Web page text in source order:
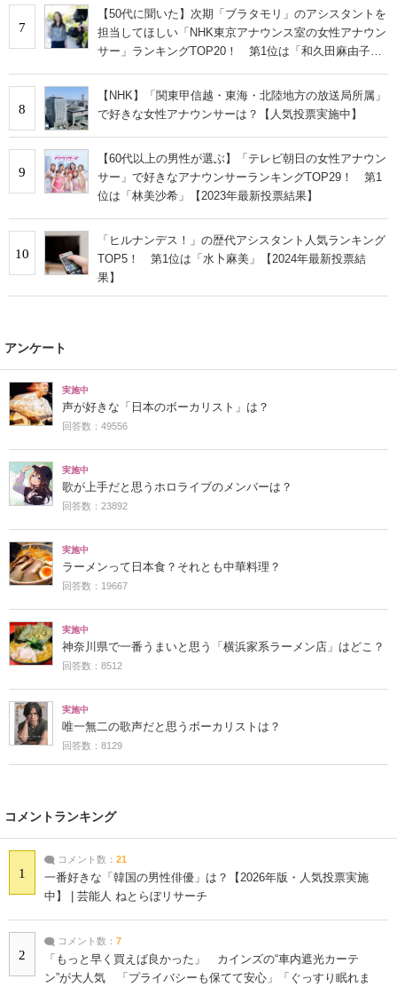
7
【50代に聞いた】次期「ブラタモリ」のアシスタントを
担当してほしい「NHK東京アナウンス室の女性アナウン
サー」ランキングTOP20！ 第1位は「和久田麻由子」
8
【NHK】「関東甲信越・東海・北陸地方の放送局所属」
で好きな女性アナウンサーは？【人気投票実施中】
9
【60代以上の男性が選ぶ】「テレビ朝日の女性アナウン
サー」で好きなアナウンサーランキングTOP29！ 第1
位は「林美沙希」【2023年最新投票結果】
10
「ヒルナンデス！」の歴代アシスタント人気ランキング
TOP5！ 第1位は「水卜麻美」【2024年最新投票結
果】
アンケート
実施中
声が好きな「日本のボーカリスト」は？
回答数：49556
実施中
歌が上手だと思うホロライブのメンバーは？
回答数：23892
実施中
ラーメンって日本食？それとも中華料理？
回答数：19667
実施中
神奈川県で一番うまいと思う「横浜家系ラーメン店」はどこ？
回答数：8512
実施中
唯一無二の歌声だと思うボーカリストは？
回答数：8129
コメントランキング
1
コメント数： 21
一番好きな「韓国の男性俳優」は？【2026年版・人気投票実施
中】 | 芸能人 ねとらぼリサーチ
2
コメント数： 7
「もっと早く買えば良かった」 カインズの“車内遮光カーテ
ン”が大人気 「プライバシーも保てて安心」「ぐっすり眠れま